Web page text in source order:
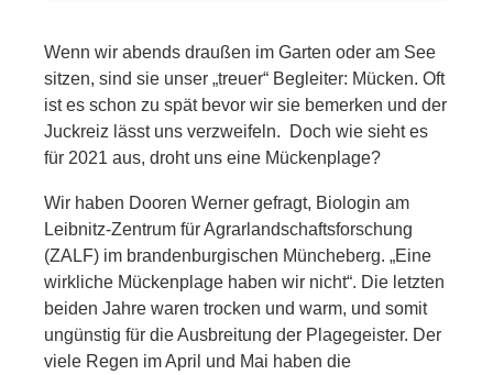
Checkliste gegen Mücken: So
funktioniert´s
Wenn wir abends draußen im Garten oder am See
sitzen, sind sie unser „treuer“ Begleiter: Mücken. Oft
ist es schon zu spät bevor wir sie bemerken und der
Juckreiz lässt uns verzweifeln. Doch wie sieht es
für 2021 aus, droht uns eine Mückenplage?
Wir haben Dooren Werner gefragt, Biologin am
Leibnitz-Zentrum für Agrarlandschaftsforschung
(ZALF) im brandenburgischen Müncheberg. „Eine
wirkliche Mückenplage haben wir nicht“. Die letzten
beiden Jahre waren trocken und warm, und somit
ungünstig für die Ausbreitung der Plagegeister. Der
viele Regen im April und Mai haben die